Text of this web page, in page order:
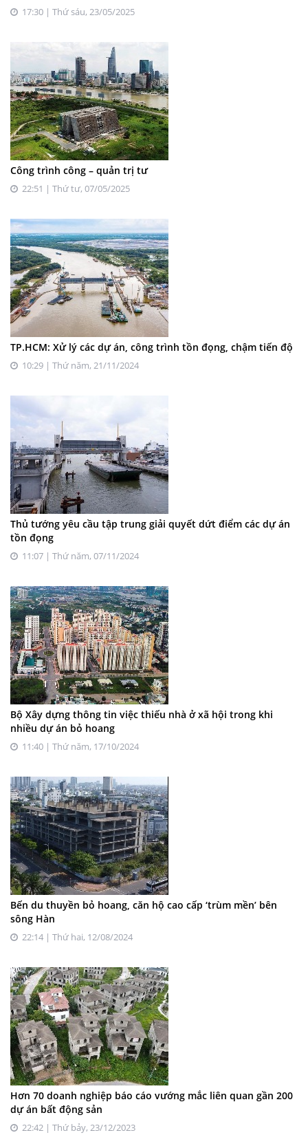
17:30 | Thứ sáu, 23/05/2025
Công trình công – quản trị tư
22:51 | Thứ tư, 07/05/2025
TP.HCM: Xử lý các dự án, công trình tồn đọng, chậm tiến độ
10:29 | Thứ năm, 21/11/2024
Thủ tướng yêu cầu tập trung giải quyết dứt điểm các dự án
tồn đọng
11:07 | Thứ năm, 07/11/2024
Bộ Xây dựng thông tin việc thiếu nhà ở xã hội trong khi
nhiều dự án bỏ hoang
11:40 | Thứ năm, 17/10/2024
Bến du thuyền bỏ hoang, căn hộ cao cấp ‘trùm mền’ bên
sông Hàn
22:14 | Thứ hai, 12/08/2024
Hơn 70 doanh nghiệp báo cáo vướng mắc liên quan gần 200
dự án bất động sản
22:42 | Thứ bảy, 23/12/2023